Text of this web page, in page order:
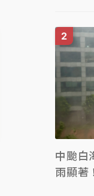
中颱白
雨顯著